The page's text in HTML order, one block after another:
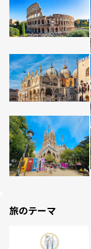
旅のテーマ